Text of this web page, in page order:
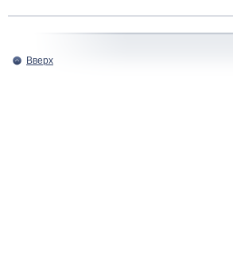
Вверх